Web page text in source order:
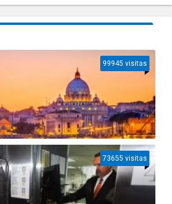
99945 visitas
73655 visitas